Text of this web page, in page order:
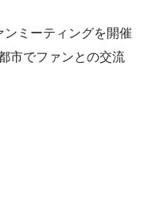
ミーティングを開催
市でファンとの交流